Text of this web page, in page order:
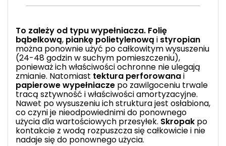
To zależy od typu wypełniacza. Folię
bąbelkową, piankę polietylenową i styropian
można ponownie użyć po całkowitym wysuszeniu
(24-48 godzin w suchym pomieszczeniu),
ponieważ ich właściwości ochronne nie ulegają
zmianie. Natomiast tektura perforowanai
papierowe wypełniacze po zawilgoceniu trwale
tracą sztywność i właściwości amortyzacyjne.
Nawet po wysuszeniu ich struktura jest osłabiona,
co czyni je nieodpowiednimi do ponownego
użycia dla wartościowych przesyłek. Skropak po
kontakcie z wodą rozpuszcza się całkowicie i nie
nadaje się do ponownego użycia.